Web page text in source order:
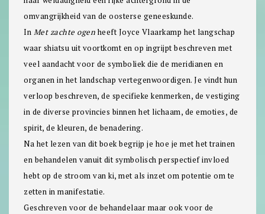
omvangrijkheid van de oosterse geneeskunde.
In Met zachte ogen heeft Joyce Vlaarkamp het langschap
waar shiatsu uit voortkomt en op ingrijpt beschreven met
veel aandacht voor de symboliek die de meridianen en
organen in het landschap vertegenwoordigen. Je vindt hun
verloop beschreven, de specifieke kenmerken, de vestiging
in de diverse provincies binnen het lichaam, de emoties, de
spirit, de kleuren, de benadering.
Na het lezen van dit boek begrijp je hoe je met het trainen
en behandelen vanuit dit symbolisch perspectief invloed
hebt op de stroom van ki, met als inzet om potentie om te
zetten in manifestatie.
Geschreven voor de behandelaar maar ook voor de